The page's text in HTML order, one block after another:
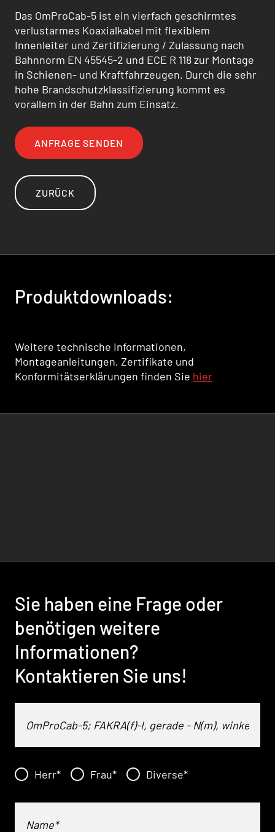
Das OmProCab-5 ist ein vierfach geschirmtes
verlustarmes Koaxialkabel mit flexiblem
Innenleiter und Zertifizierung / Zulas­sung nach
Bahnnorm EN 45545-2 und ECE R 118 zur Montage
in Schienen- und Kraftfahrzeugen. Durch die sehr
hohe Brandschutzklassifizierung kommt es
vorallem in der Bahn zum Einsatz.
ANFRAGE SENDEN
ZURÜCK
Produktdownloads:
Weitere technische Informationen,
Montageanleitungen, Zertifikate und
Konformitätserklärungen finden Sie hier
Sie haben eine Frage oder
benötigen weitere
Informationen?
Kontaktieren Sie uns!
Herr* Frau* Diverse*